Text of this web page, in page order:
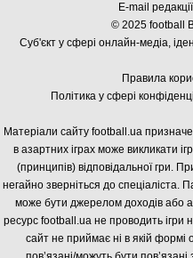
E-mail
© 2025 football
Суб'єкт у сфері онлайн-медіа, і
Правила
Політика у сфері
Матеріали сайту football.ua
в азартних іграх може викликати
(принципів) відповідальної гри.
негайно зверніться до спеціаліста.
може бути джерелом доходів або
ресурс football.ua не проводить ігри
сайт не приймає ні в якій формі